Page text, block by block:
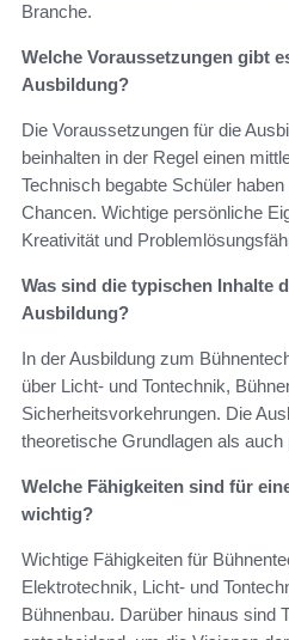
Branche.
Welche Voraussetzungen gibt
Ausbildung?
Die Voraussetzungen für die
beinhalten in der Regel einen
Technisch begabte Schüler
Chancen. Wichtige persönliche
Kreativität und
Was sind die typischen Inhalte
Ausbildung?
In der Ausbildung zum
über Licht- und Tontechnik,
Sicherheitsvorkehrungen. Die
theoretische Grundlagen als
Welche Fähigkeiten sind für
wichtig?
Wichtige Fähigkeiten für
Elektrotechnik, Licht- und
Bühnenbau. Darüber hinaus sind